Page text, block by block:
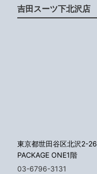
吉田スーツ下北沢店
東京都世田谷区北沢2-
PACKAGE ONE1階
03-6796-3131